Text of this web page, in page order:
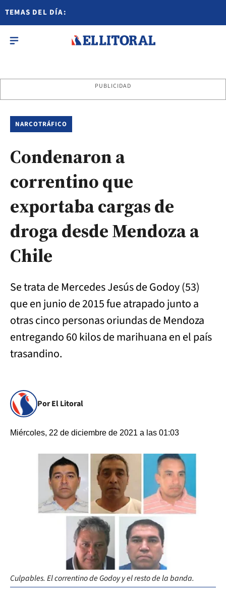
TEMAS DEL DÍA:
PUBLICIDAD
NARCOTRÁFICO
Condenaron a
correntino que
exportaba cargas de
droga desde Mendoza a
Chile
Se trata de Mercedes Jesús de Godoy (53)
que en junio de 2015 fue atrapado junto a
otras cinco personas oriundas de Mendoza
entregando 60 kilos de marihuana en el país
trasandino.
Por El Litoral
Miércoles, 22 de diciembre de 2021 a las 01:03
Culpables. El correntino de Godoy y el resto de la banda.